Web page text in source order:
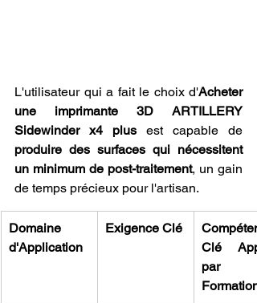
L'utilisateur qui a fait le choix d'Acheter
une imprimante 3D ARTILLERY
Sidewinder x4 plus
produire des surfaces qui nécessitent
un minimum de post-traitement, un gain
de temps précieux pour l'artisan.
Domaine
d'Application
Exigence Clé
Clé
par
Formation